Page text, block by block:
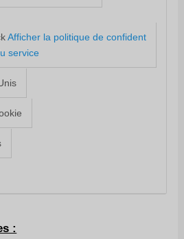
Afficher la politique de confident
service
: